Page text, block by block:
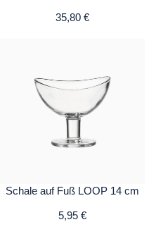
35,80 €
Schale auf Fuß LOOP 14 cm
5,95 €